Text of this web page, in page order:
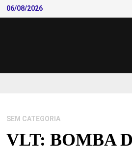
Skip
to
06/08/2026
SEM CATEGORIA
VLT: BOMBA